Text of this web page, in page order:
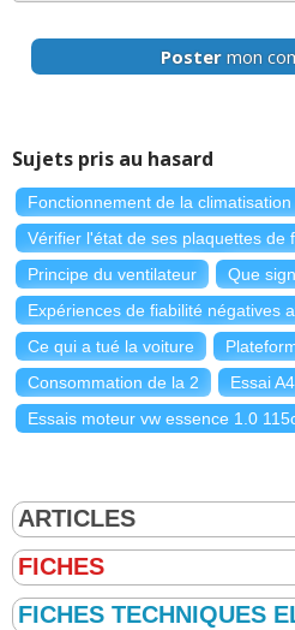
Poster mon
Sujets pris au hasard
Fonctionnement de la
Vérifier l'état de ses plaquettes de
Principe du ventilateur
Que
Expériences de fiabilité négatives
Ce qui a tué la voiture
Consommation de la 2
Essai
Essais moteur vw essence 1.0